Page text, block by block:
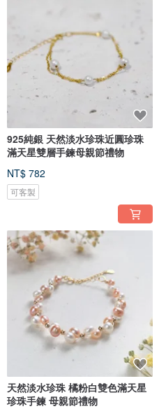
925純銀 天然淡水珍珠近圓珍珠
滿天星雙層手鍊母親節禮物
NT$ 782
可客製
天然淡水珍珠 橘粉白雙色滿天星
珍珠手鍊 母親節禮物